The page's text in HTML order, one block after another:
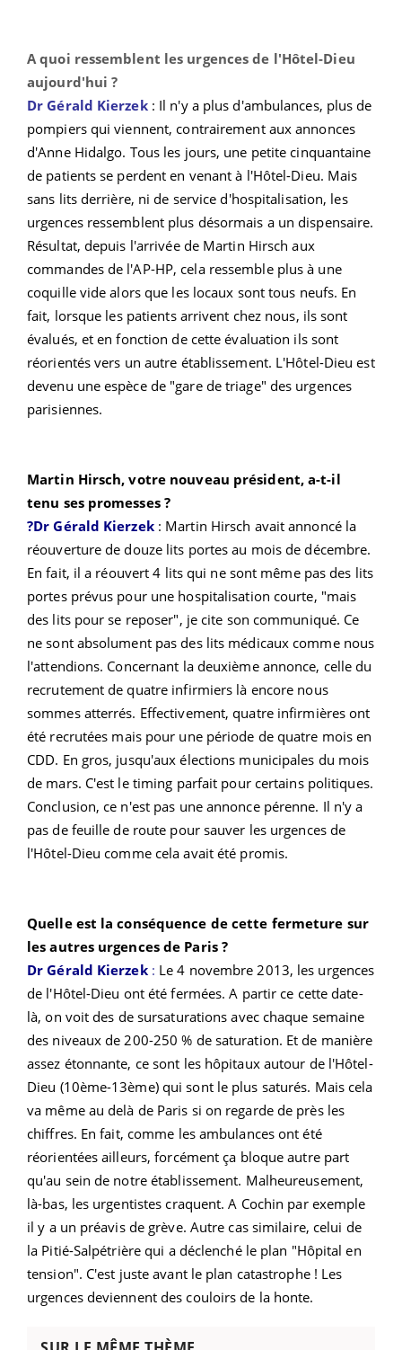
A quoi ressemblent les urgences de l'Hôtel-Dieu
aujourd'hui ?
Dr Gérald Kierzek : Il n'y a plus d'ambulances, plus de
pompiers qui viennent, contrairement aux annonces
d'Anne Hidalgo. Tous les jours, une petite cinquantaine
de patients se perdent en venant à l'Hôtel-Dieu. Mais
sans lits derrière, ni de service d'hospitalisation, les
urgences ressemblent plus désormais a un dispensaire.
Résultat, depuis l'arrivée de Martin Hirsch aux
commandes de l'AP-HP, cela ressemble plus à une
coquille vide alors que les locaux sont tous neufs. En
fait, lorsque les patients arrivent chez nous, ils sont
évalués, et en fonction de cette évaluation ils sont
réorientés vers un autre établissement. L'Hôtel-Dieu est
devenu une espèce de "gare de triage" des urgences
parisiennes.
Martin Hirsch, votre nouveau président, a-t-il
tenu ses promesses ?
?Dr Gérald Kierzek : Martin Hirsch avait annoncé la
réouverture de douze lits portes au mois de décembre.
En fait, il a réouvert 4 lits qui ne sont même pas des lits
portes prévus pour une hospitalisation courte, "mais
des lits pour se reposer", je cite son communiqué. Ce
ne sont absolument pas des lits médicaux comme nous
l'attendions. Concernant la deuxième annonce, celle du
recrutement de quatre infirmiers là encore nous
sommes atterrés. Effectivement, quatre infirmières ont
été recrutées mais pour une période de quatre mois en
CDD. En gros, jusqu'aux élections municipales du mois
de mars. C'est le timing parfait pour certains politiques.
Conclusion, ce n'est pas une annonce pérenne. Il n'y a
pas de feuille de route pour sauver les urgences de
l'Hôtel-Dieu comme cela avait été promis.
Quelle est la conséquence de cette fermeture sur
les autres urgences de Paris ?
Dr Gérald Kierzek : Le 4 novembre 2013, les urgences
de l'Hôtel-Dieu ont été fermées. A partir ce cette date-
là, on voit des de sursaturations avec chaque semaine
des niveaux de 200-250 % de saturation. Et de manière
assez étonnante, ce sont les hôpitaux autour de l'Hôtel-
Dieu (10ème-13ème) qui sont le plus saturés. Mais cela
va même au delà de Paris si on regarde de près les
chiffres. En fait, comme les ambulances ont été
réorientées ailleurs, forcément ça bloque autre part
qu'au sein de notre établissement. Malheureusement,
là-bas, les urgentistes craquent. A Cochin par exemple
il y a un préavis de grève. Autre cas similaire, celui de
la Pitié-Salpétrière qui a déclenché le plan "Hôpital en
tension". C'est juste avant le plan catastrophe ! Les
urgences deviennent des couloirs de la honte.